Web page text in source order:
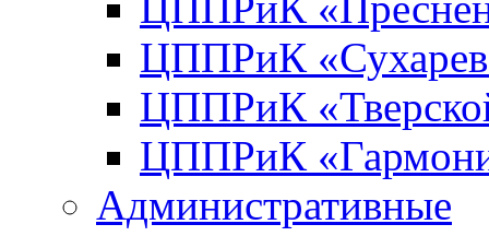
ЦППРиК
ЦППРиК
ЦППРиК
Административные